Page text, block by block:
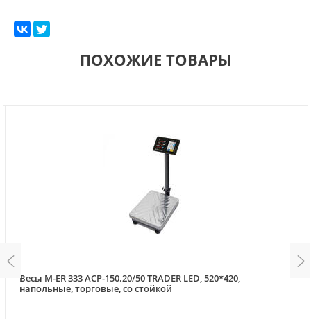
ПОХОЖИЕ ТОВАРЫ
Весы M-ER 333 ACP-150.20/50 TRADER LED, 520*420,
напольные, торговые, со стойкой